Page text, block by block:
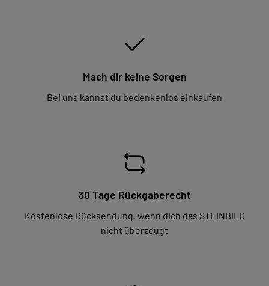
Mach dir keine Sorgen
Bei uns kannst du bedenkenlos einkaufen
30 Tage Rückgaberecht
Kostenlose Rücksendung, wenn dich das STEINBILD
nicht überzeugt